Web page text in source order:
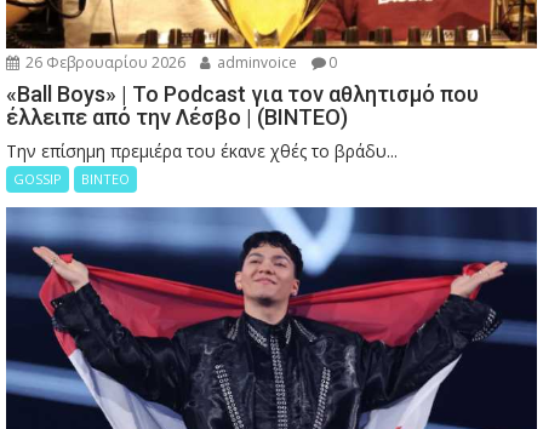
26 Φεβρουαρίου 2026 adminvoice 0
«Ball Boys» | Το Podcast για τον αθλητισμό που
έλλειπε από την Λέσβο | (ΒΙΝΤΕΟ)
Την επίσημη πρεμιέρα του έκανε χθές το βράδυ...
GOSSIP ΒΙΝΤΕΟ